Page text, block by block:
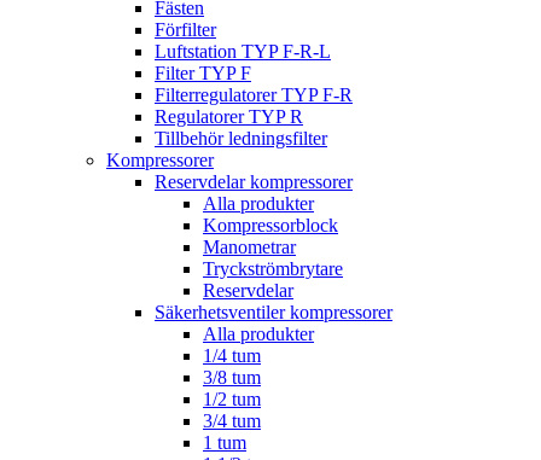
Fästen
Förfilter
Luftstation TYP F-R-L
Filter TYP F
Filterregulatorer TYP F-R
Regulatorer TYP R
Tillbehör ledningsfilter
Kompressorer
Reservdelar kompressorer
Alla produkter
Kompressorblock
Manometrar
Tryckströmbrytare
Reservdelar
Säkerhetsventiler kompressorer
Alla produkter
1/4 tum
3/8 tum
1/2 tum
3/4 tum
1 tum